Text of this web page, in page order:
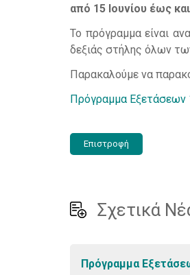
από 15 Ιουνίου έως
Το πρόγραμμα είναι
δεξιάς στήλης όλων
Παρακαλούμε να
Πρόγραμμα
Επιστροφή
Σχετικά
Πρόγραμμα